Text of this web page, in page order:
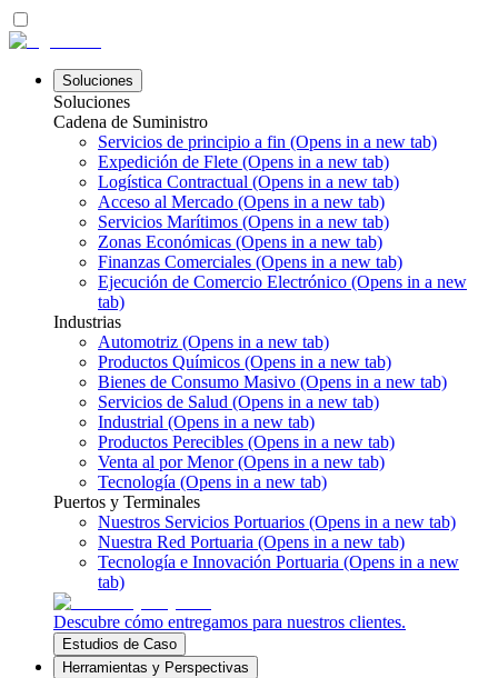
Soluciones
Soluciones
Cadena de Suministro
Servicios de principio a fin (Opens in a new tab)
Expedición de Flete (Opens in a new tab)
Logística Contractual (Opens in a new tab)
Acceso al Mercado (Opens in a new tab)
Servicios Marítimos (Opens in a new tab)
Zonas Económicas (Opens in a new tab)
Finanzas Comerciales (Opens in a new tab)
Ejecución de Comercio Electrónico (Opens in a new
tab)
Industrias
Automotriz (Opens in a new tab)
Productos Químicos (Opens in a new tab)
Bienes de Consumo Masivo (Opens in a new tab)
Servicios de Salud (Opens in a new tab)
Industrial (Opens in a new tab)
Productos Perecibles (Opens in a new tab)
Venta al por Menor(Opens in a new tab)
Tecnología (Opens in a new tab)
Puertos y Terminales
Nuestros Servicios Portuarios (Opens in a new tab)
Nuestra Red Portuaria (Opens in a new tab)
Tecnología e Innovación Portuaria (Opens in a new
tab)
Descubre cómo entregamos para nuestros clientes.
Estudios de Caso
Herramientas y Perspectivas